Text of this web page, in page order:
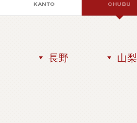
KANTO CHUBU
長野 山梨